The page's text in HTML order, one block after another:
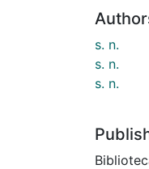
s. n.
s. n.
s. n.